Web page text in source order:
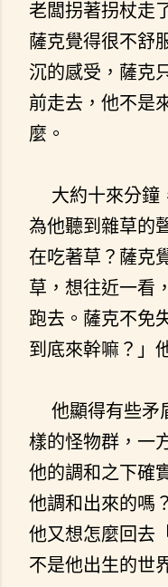
老闆拐著拐杖走
薩克覺得很不舒
沉的感受，薩克
前走去，他不是
麼。
大約十來分鐘
為他聽到雜草的
在吃著草？薩克
草，想往近一看
跑去。薩克不免
到底來幹嘛？」
他顯得有些矛
樣的怪物群，一
他的調和之下確
他調和出來的嗎
他又想怎麼回去
不是他出生的世